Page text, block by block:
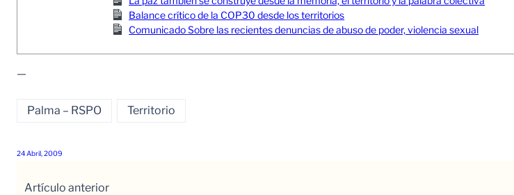
Balance crítico de la COP30 desde los territorios
Comunicado Sobre las recientes denuncias de abuso de poder, violencia sexual
—
Palma – RSPO Territorio
24 Abril, 2009
Artículo anterior